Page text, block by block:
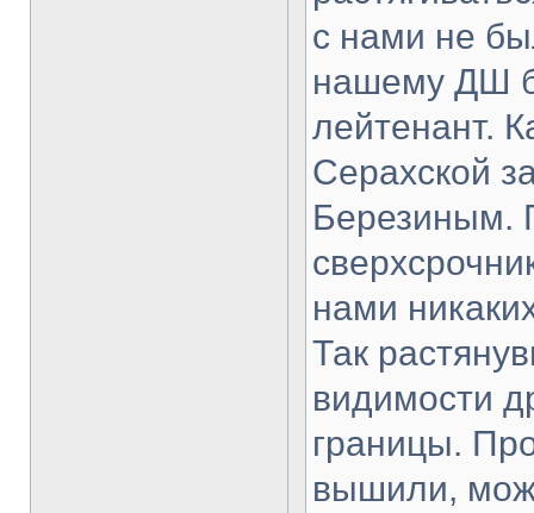
с нами не
нашему ДШ
лейтенант.
Серахской
Березиным.
нами
Так
видимости
границы.
вышили,